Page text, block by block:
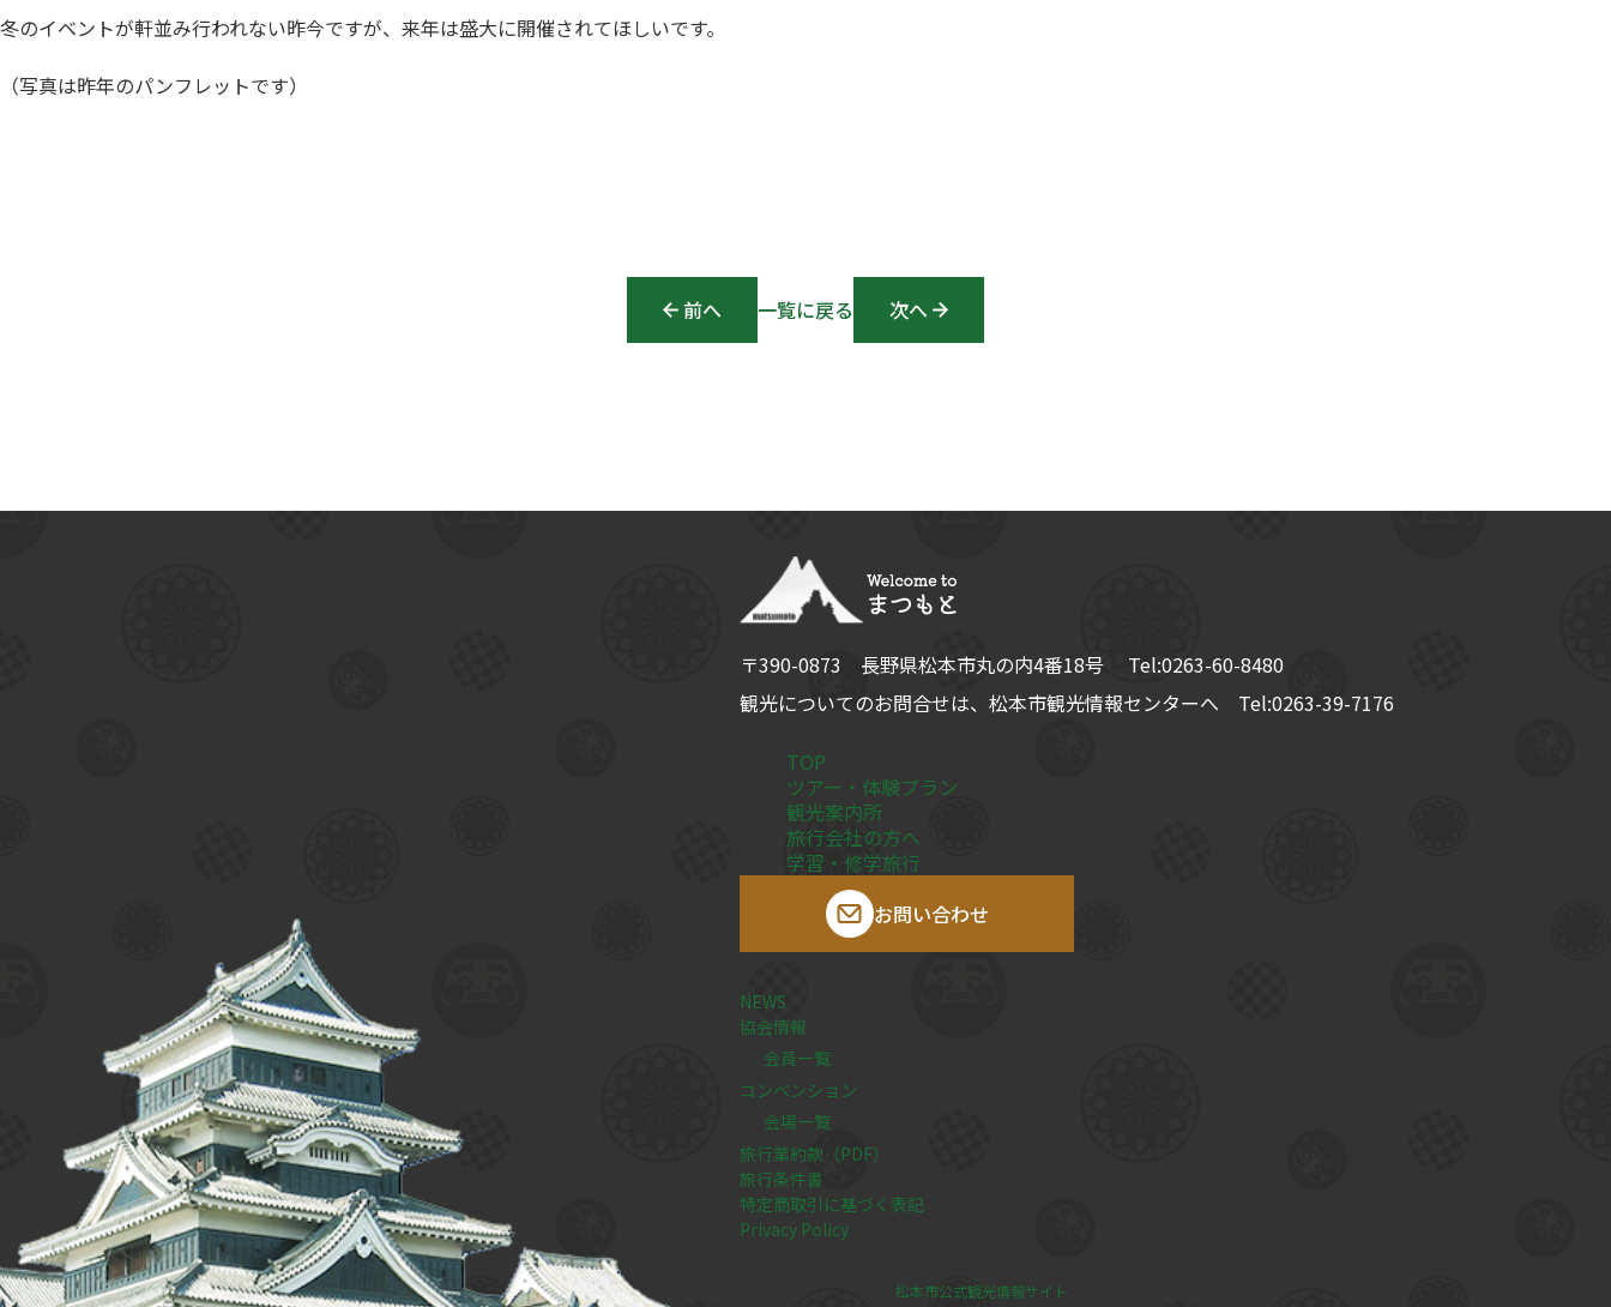
冬のイベントが軒並み行われない昨今ですが、来年は盛大に開催されてほしいです。
（写真は昨年のパンフレットです）
Post navigation
前へ 一覧に戻る 次へ
〒390-0873 長野県松本市丸の内4番18号 Tel:0263-60-8480
観光についてのお問合せは、 松本市観光情報センターへ Tel:0263-39-7176
TOP
ツアー・体験プラン
観光案内所
旅行会社の方へ
学習・修学旅行
お問い合わせ
NEWS
協会情報
会員一覧
コンベンション
会場一覧
旅行業約款（PDF）
旅行条件書
特定商取引に基づく表記
Privacy Policy
松本市公式観光情報サイト